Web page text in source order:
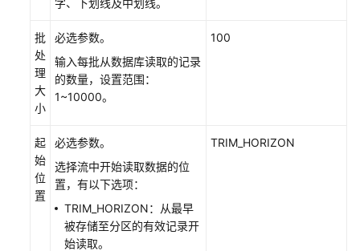
置
函
数
的
触
发
数
触
发
器
概
批
处
理
大
小
必选参数。
输入每批从数据库读取的记录
的数量，设置范围：
1~10000。
100
起
始
位
置
必选参数。
选择流中开始读取数据的位
置，有以下选项：
TRIM_HORIZON：从最早
被存储至分区的有效记录开
始读取。
TRIM_HORIZON